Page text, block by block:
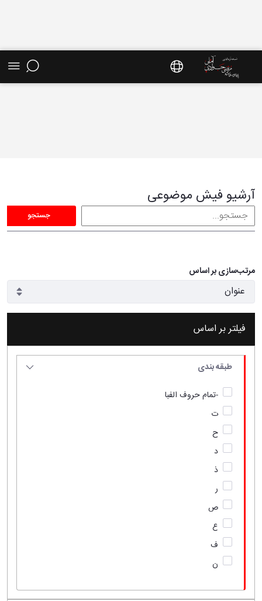
آرشیو فیش موضوعی
جستجو
مرتب‌سازی بر اساس
فیلتر بر اساس
طبقه بندی
-تمام حروف الفبا
ت
ح
د
ذ
ر
ص
ع
ف
ن